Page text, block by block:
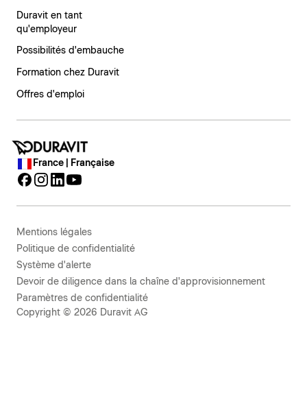
Duravit en tant
qu'employeur
Possibilités d'embauche
Formation chez Duravit
Offres d'emploi
France | Française
Mentions légales
Politique de confidentialité
Système d'alerte
Devoir de diligence dans la chaîne d'approvisionnement
Paramètres de confidentialité
Copyright © 2026 Duravit AG